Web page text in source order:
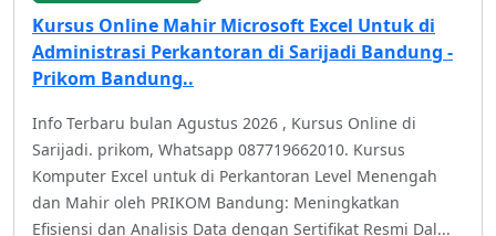
Kursus Online Mahir Microsoft Excel Untuk di
Administrasi Perkantoran di Sarijadi Bandung -
Prikom Bandung..
Info Terbaru bulan Agustus 2026 , Kursus Online di
Sarijadi. prikom, Whatsapp 087719662010. Kursus
Komputer Excel untuk di Perkantoran Level Menengah
dan Mahir oleh PRIKOM Bandung: Meningkatkan
Efisiensi dan Analisis Data dengan Sertifikat Resmi Dal...